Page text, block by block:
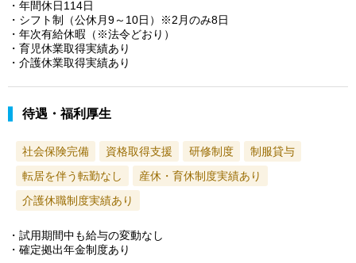
・年間休日114日
・シフト制（公休月9～10日）※2月のみ8日
・年次有給休暇（※法令どおり）
・育児休業取得実績あり
・介護休業取得実績あり
待遇・福利厚生
社会保険完備 資格取得支援 研修制度
制服貸与
転居を伴う転勤なし
産休・育休制度実績あり
介護休職制度実績あり
・試用期間中も給与の変動なし
・確定拠出年金制度あり